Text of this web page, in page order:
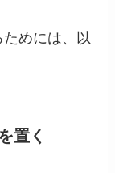
めには、以
置く